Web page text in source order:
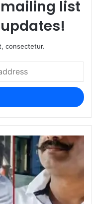
list
consectetur.